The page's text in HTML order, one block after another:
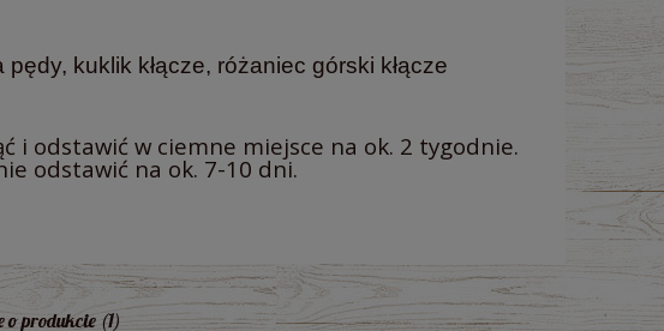
kuklik kłącze, różaniec górski kłącze
i odstawić w ciemne miejsce na ok. 2 tygodnie.
odstawić na ok. 7-10 dni.
o produkcie (1)